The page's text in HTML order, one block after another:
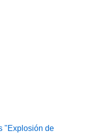
"Explosión de